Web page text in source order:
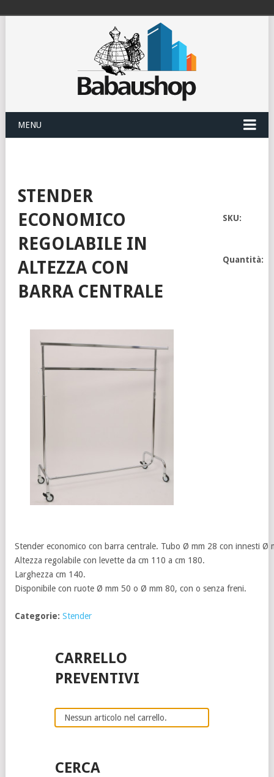
MENU
STENDER
ECONOMICO
REGOLABILE IN
ALTEZZA CON
BARRA CENTRALE
SKU:
Quantità:
Stender economico con barra centrale. Tubo Ø mm 28 con innesti Ø
Altezza regolabile con levette da cm 110 a cm 180.
Larghezza cm 140.
Disponibile con ruote Ø mm 50 o Ø mm 80, con o senza freni.
Categorie: Stender
CARRELLO
PREVENTIVI
Nessun articolo nel carrello.
CERCA